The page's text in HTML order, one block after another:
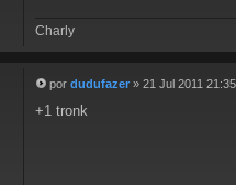
j
Charly
e
por dudufazer » 21 Jul 2011 21:35
+1 tronk